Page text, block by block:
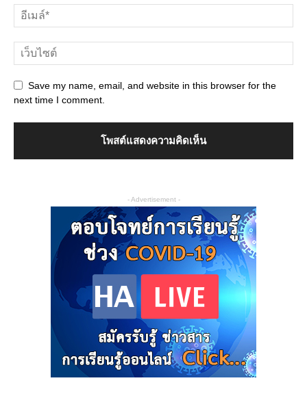
Save my name, email, and website in this browser for the
next time I comment.
- Advertisement -